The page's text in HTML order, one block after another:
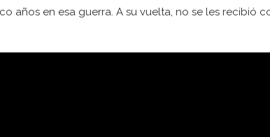
años en esa guerra. A su vuelta, no se les recibió